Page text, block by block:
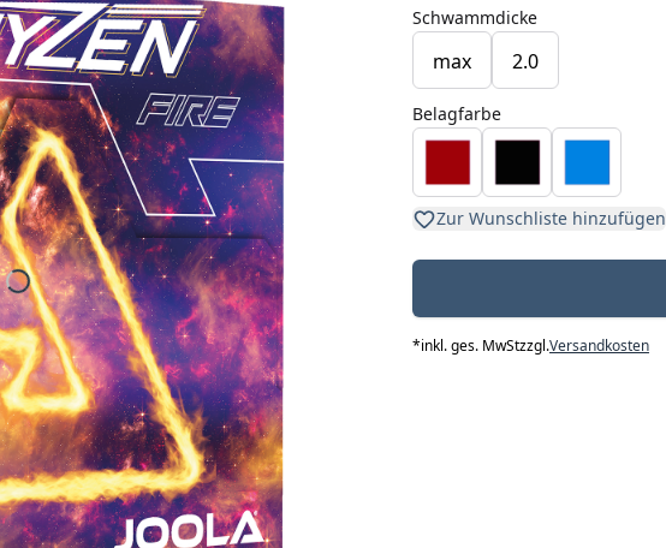
Schwammdicke
max 2.0
Belagfarbe
Zur Wunschliste hinzufügen
*inkl. ges. MwStzzgl.Versandkosten